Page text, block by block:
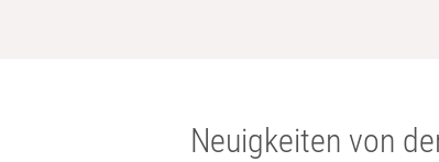
Neuigkeiten von